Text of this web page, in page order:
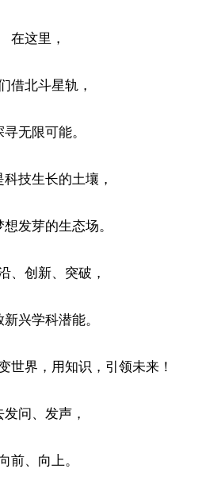
在这里，
借北斗星轨，
寻无限可能。
科技生长的土壤，
发芽的生态场。
、创新、突破，
新兴学科潜能。
世界，用知识，引领未来！
发问、发声，
前、向上。